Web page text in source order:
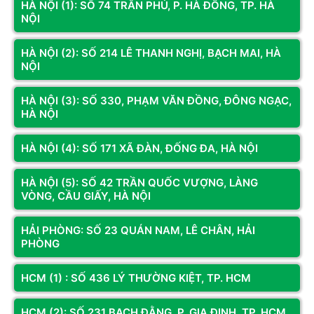
Màn hình 27 inch phù hợp cho người dùng cần không gian hiển thị
rộng để làm việc đa nhiệm, học tập, chơi game hoặc thiết kế cơ
bản. Với nhu cầu văn phòng, có thể chọn Full HD/2K, IPS hoặc VA.
Với gaming, nên ưu tiên tần số quét từ 144Hz và thời gian phản
hồi thấp. Với thiết kế, nên ưu tiên 2K/4K, IPS và độ phủ màu tốt.
Xem thêm
Kết nối với chúng tôi để nhận thông tin khuyến mãi từ Hoàng
Long Computer
Đăng ký
HÀ NỘI (1): SỐ 74 TRẦN PHÚ, P. HÀ ĐÔNG, TP. HÀ
NỘI
HÀ NỘI (2): SỐ 214 LÊ THANH NGHỊ, BẠCH MAI, HÀ
NỘI
HÀ NỘI (3): SỐ 330, PHẠM VĂN ĐỒNG, ĐÔNG NGẠC,
HÀ NỘI
HÀ NỘI (4): SỐ 171 XÃ ĐÀN, ĐỐNG ĐA, HÀ NỘI
HÀ NỘI (5): SỐ 42 TRẦN QUỐC VƯỢNG, LÀNG
VÒNG, CẦU GIẤY, HÀ NỘI
HẢI PHÒNG: SỐ 23 QUÁN NAM, LÊ CHÂN, HẢI
PHÒNG
HCM (1) : SỐ 436 LÝ THƯỜNG KIỆT, TP. HCM